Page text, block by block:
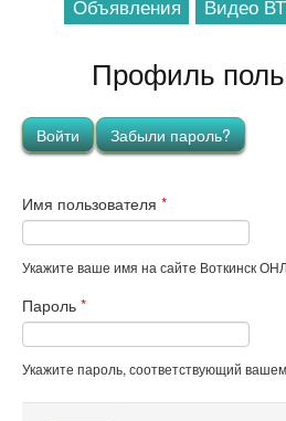
Объявления
Видео
Профиль
Главные вкладки
Войти(активная вкладка)
Забыли пароль?
Имя пользователя *
Укажите ваше имя на сайте Воткинск
Пароль *
Укажите пароль, соответствующий